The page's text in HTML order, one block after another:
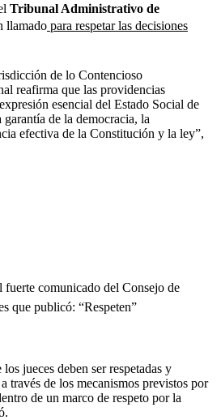
Tribunal Administrativo de
llamado para respetar las decisiones
de lo Contencioso
reafirma que las providencias
esencial del Estado Social de
de la democracia, la
efectiva de la Constitución y la ley”,
fuerte comunicado del Consejo de
que publicó: “Respeten”
jueces deben ser respetadas y
través de los mecanismos previstos por
de un marco de respeto por la